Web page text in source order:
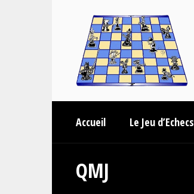
Accueil Le Jeu d’Echecs
QMJ